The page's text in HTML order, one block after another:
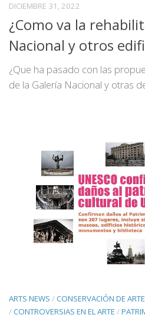
DICIEMBRE 31, 2022
¿Como va la
Nacional y otros
¿Que ha pasado con las
de la Galería Nacional y otras
ARTS NEWS /CONSERVACIÓN DE ARTE
/CONTROVERSIAS EN EL ARTE /